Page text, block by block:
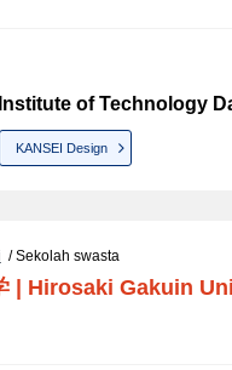
of Technology
KANSEI Design
/ Sekolah swasta
| Hirosaki Gakuin